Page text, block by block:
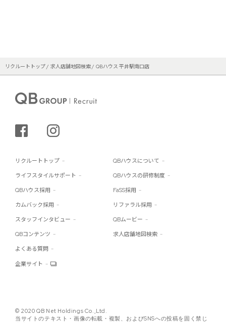
リクルートトップ 求人店舗地図検索 QBハウス 平井駅南口店
シェアする
リクルートトップ QBハウスについて
ライフスタイルサポート QBハウスの研修制度
QBハウス採用 FaSS採用
カムバック採用 リファラル採用
スタッフインタビュー QBムービー
QBコンテンツ 求人店舗地図検索
よくある質問
企業サイト
© 2020 QB Net Holdings Co.,Ltd.
当サイトのテキスト・画像の転載・複製、およびSNSへの投稿を固く禁じ